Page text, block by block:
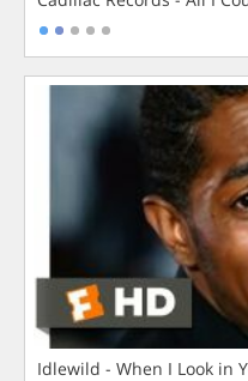
Idlewild - When I Look in